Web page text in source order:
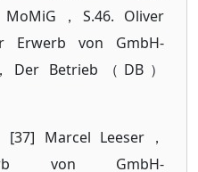
MoMiG，S.46. Oliver
Erwerb von GmbH-
Der Betrieb（DB）
Marcel Leeser，
von GmbH-